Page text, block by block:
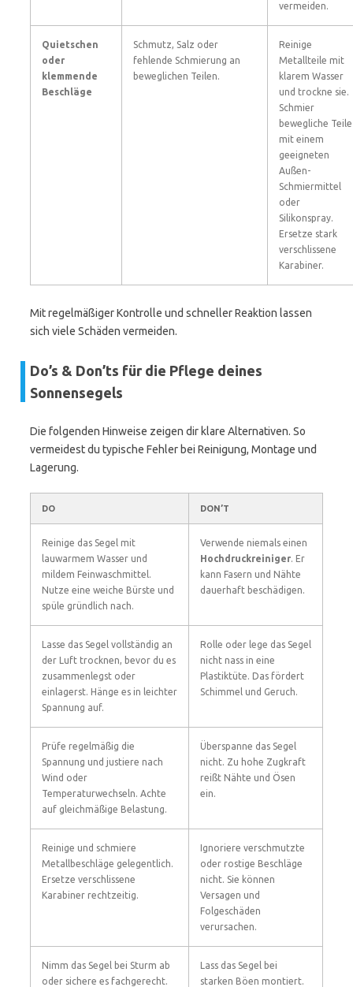
vermeiden.
Quietschen
oder
klemmende
Beschläge
Schmutz, Salz oder
fehlende Schmierung an
beweglichen Teilen.
Reinige
Metallteile mit
klarem Wasser
und trockne sie.
Schmier
bewegliche Teile
mit einem
geeigneten
Außen-
Schmiermittel
oder
Silikonspray.
Ersetze stark
verschlissene
Karabiner.
Mit regelmäßiger Kontrolle und schneller Reaktion lassen
sich viele Schäden vermeiden.
Do’s & Don’ts für die Pflege deines
Sonnensegels
Die folgenden Hinweise zeigen dir klare Alternativen. So
vermeidest du typische Fehler bei Reinigung, Montage und
Lagerung.
DO DON’T
Reinige das Segel mit
lauwarmem Wasser und
mildem Feinwaschmittel.
Nutze eine weiche Bürste und
spüle gründlich nach.
Verwende niemals einen
Hochdruckreiniger. Er
kann Fasern und Nähte
dauerhaft beschädigen.
Lasse das Segel vollständig an
der Luft trocknen, bevor du es
zusammenlegst oder
einlagerst. Hänge es in leichter
Spannung auf.
Rolle oder lege das Segel
nicht nass in eine
Plastiktüte. Das fördert
Schimmel und Geruch.
Prüfe regelmäßig die
Spannung und justiere nach
Wind oder
Temperaturwechseln. Achte
auf gleichmäßige Belastung.
Überspanne das Segel
nicht. Zu hohe Zugkraft
reißt Nähte und Ösen
ein.
Reinige und schmiere
Metallbeschläge gelegentlich.
Ersetze verschlissene
Karabiner rechtzeitig.
Ignoriere verschmutzte
oder rostige Beschläge
nicht. Sie können
Versagen und
Folgeschäden
verursachen.
Nimm das Segel bei Sturm ab
oder sichere es fachgerecht.
Lass das Segel bei
starken Böen montiert.